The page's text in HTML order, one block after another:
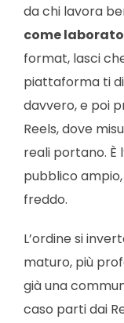
da chi lavora
come
format, lasci
piattaforma ti
davvero, e poi
Reels, dove
reali portano. È
pubblico
freddo.
L’ordine si
maturo, più
già una
caso parti dai